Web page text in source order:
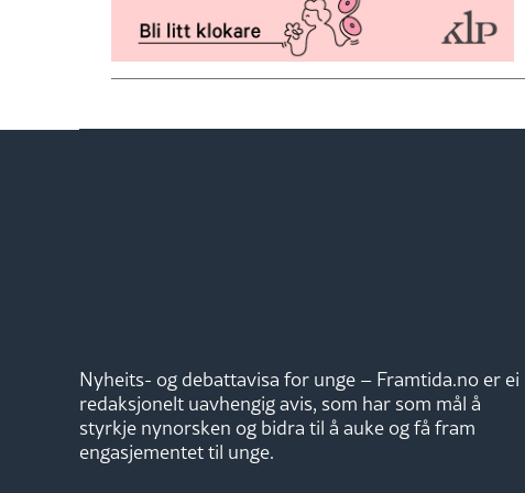
Nyheits- og debattavisa for unge – Framtida.no er ei
redaksjonelt uavhengig avis, som har som mål å
styrkje nynorsken og bidra til å auke og få fram
engasjementet til unge.